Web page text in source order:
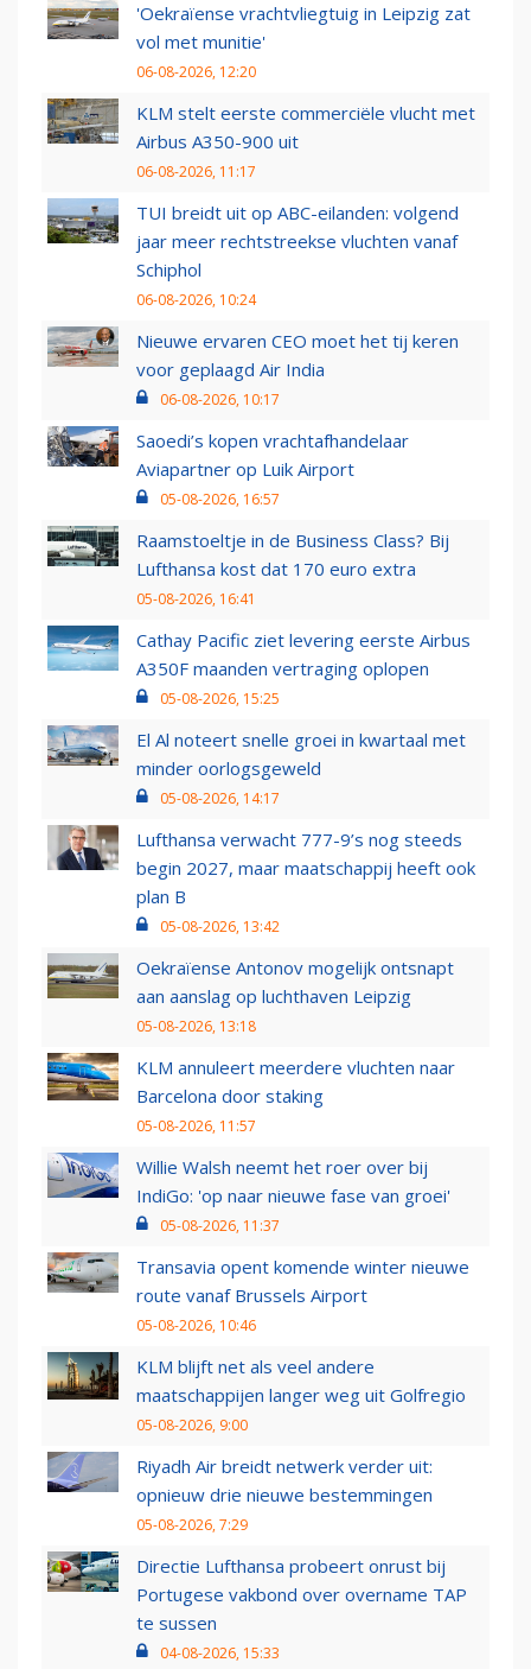
'Oekraïense vrachtvliegtuig in Leipzig zat
vol met munitie'
06-08-2026, 12:20
KLM stelt eerste commerciële vlucht met
Airbus A350-900 uit
06-08-2026, 11:17
TUI breidt uit op ABC-eilanden: volgend
jaar meer rechtstreekse vluchten vanaf
Schiphol
06-08-2026, 10:24
Nieuwe ervaren CEO moet het tij keren
voor geplaagd Air India
06-08-2026, 10:17
Saoedi’s kopen vrachtafhandelaar
Aviapartner op Luik Airport
05-08-2026, 16:57
Raamstoeltje in de Business Class? Bij
Lufthansa kost dat 170 euro extra
05-08-2026, 16:41
Cathay Pacific ziet levering eerste Airbus
A350F maanden vertraging oplopen
05-08-2026, 15:25
El Al noteert snelle groei in kwartaal met
minder oorlogsgeweld
05-08-2026, 14:17
Lufthansa verwacht 777-9’s nog steeds
begin 2027, maar maatschappij heeft ook
plan B
05-08-2026, 13:42
Oekraïense Antonov mogelijk ontsnapt
aan aanslag op luchthaven Leipzig
05-08-2026, 13:18
KLM annuleert meerdere vluchten naar
Barcelona door staking
05-08-2026, 11:57
Willie Walsh neemt het roer over bij
IndiGo: 'op naar nieuwe fase van groei'
05-08-2026, 11:37
Transavia opent komende winter nieuwe
route vanaf Brussels Airport
05-08-2026, 10:46
KLM blijft net als veel andere
maatschappijen langer weg uit Golfregio
05-08-2026, 9:00
Riyadh Air breidt netwerk verder uit:
opnieuw drie nieuwe bestemmingen
05-08-2026, 7:29
Directie Lufthansa probeert onrust bij
Portugese vakbond over overname TAP
te sussen
04-08-2026, 15:33